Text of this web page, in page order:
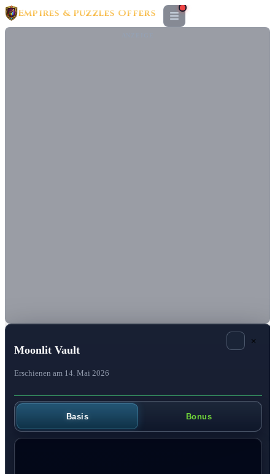
Empires & Puzzles Offers
Moonlit Vault
Erschienen am 14. Mai 2026
×
Basis Bonus